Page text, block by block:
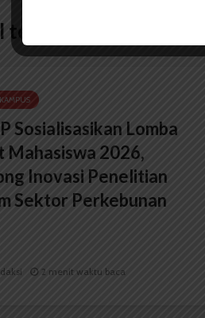
lain
Sosialisasikan Lomba
Mahasiswa 2026,
Inovasi Penelitian
Sektor Perkebunan
2 menit waktu baca